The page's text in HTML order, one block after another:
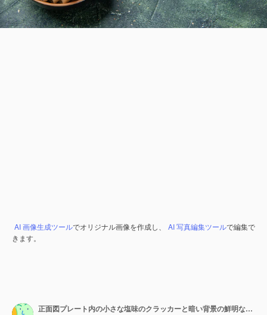
AI 画像生成ツールでオリジナル画像を作成し、 AI 写真編集ツールで編集で
きます。
正面図プレート内の小さな塩味のクラッカーと暗い背景の鮮明な色のcips塩コショウパンドライラスク食品